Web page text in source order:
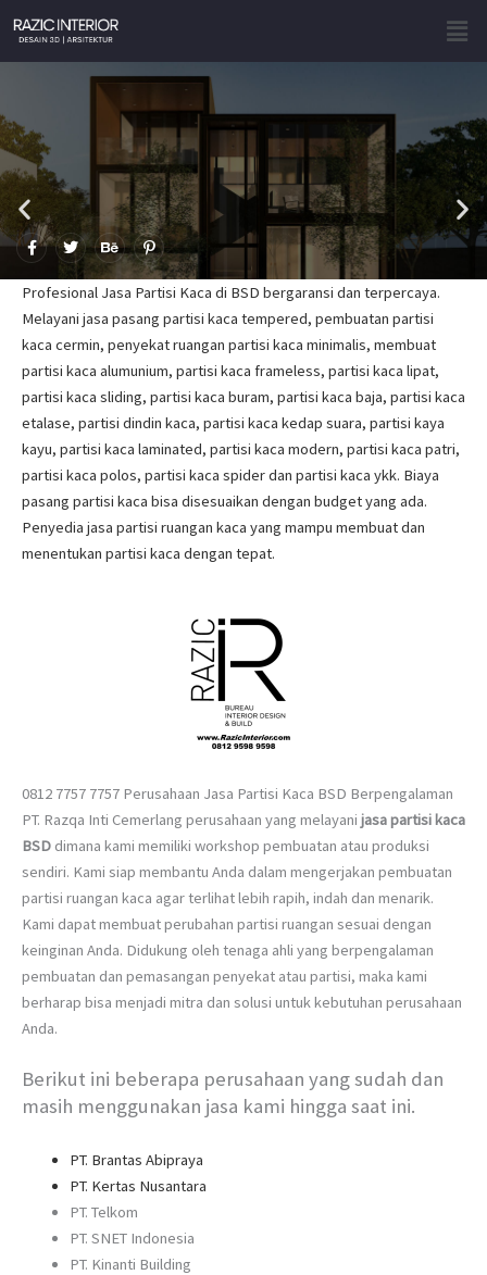
content
F
a
e
b
o
k
f
T
w
t
t
e
B
e
h
a
n
c
e
P
i
n
t
e
r
e
s
t
-
p
Profesional Jasa Partisi Kaca di BSD bergaransi dan terpercaya.
Melayani jasa pasang partisi kaca tempered, pembuatan partisi
kaca cermin, penyekat ruangan partisi kaca minimalis, membuat
partisi kaca alumunium, partisi kaca frameless, partisi kaca lipat,
partisi kaca sliding, partisi kaca buram, partisi kaca baja, partisi kaca
etalase, partisi dindin kaca, partisi kaca kedap suara, partisi kaya
kayu, partisi kaca laminated, partisi kaca modern, partisi kaca patri,
partisi kaca polos, partisi kaca spider dan partisi kaca ykk. Biaya
pasang partisi kaca bisa disesuaikan dengan budget yang ada.
Penyedia jasa partisi ruangan kaca yang mampu membuat dan
menentukan partisi kaca dengan tepat.
0812 7757 7757 Perusahaan Jasa Partisi Kaca BSD Berpengalaman
PT. Razqa Inti Cemerlang perusahaan yang melayani jasa partisi kaca
BSD dimana kami memiliki workshop pembuatan atau produksi
sendiri. Kami siap membantu Anda dalam mengerjakan pembuatan
partisi ruangan kaca agar terlihat lebih rapih, indah dan menarik.
Kami dapat membuat perubahan partisi ruangan sesuai dengan
keinginan Anda. Didukung oleh tenaga ahli yang berpengalaman
pembuatan dan pemasangan penyekat atau partisi, maka kami
berharap bisa menjadi mitra dan solusi untuk kebutuhan perusahaan
Anda.
Berikut ini beberapa perusahaan yang sudah dan
masih menggunakan jasa kami hingga saat ini.
PT. Brantas Abipraya
PT. Kertas Nusantara
PT. Telkom
PT. SNET Indonesia
PT. Kinanti Building